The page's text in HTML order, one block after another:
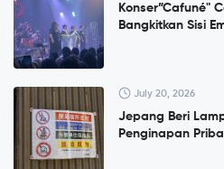
Konser”Cafuné"
Bangkitkan Sisi
July 20, 2026
Jepang Beri
Penginapan